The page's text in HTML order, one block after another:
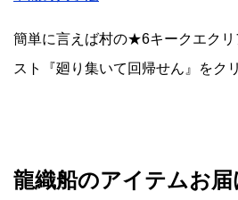
簡単に言えば村の★6キークエクリ
スト『廻り集いて回帰せん』をク
龍織船のアイテムお届